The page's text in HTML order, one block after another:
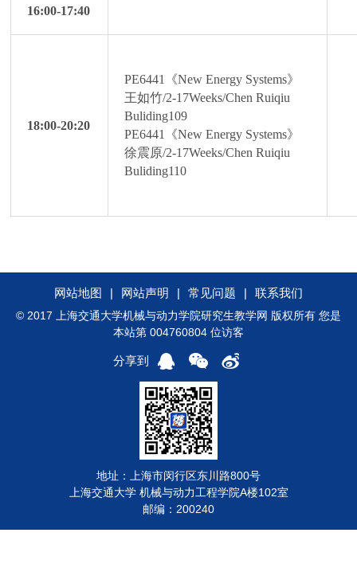
16:00-17:40
18:00-20:20
PE6441《New Energy Systems》
王如竹/2-17Weeks/Chen Ruiqiu
Buliding109
PE6441《New Energy Systems》
徐震原/2-17Weeks/Chen Ruiqiu
Buliding110
网站地图 | 网站声明 | 常见问题 | 联系我们
© 2017 上海交通大学机械与动力学院研究生教学网 版权所有 您是
本站第 004760804 位访客
分享到
地址：上海市闵行区东川路800号
上海交通大学 机械与动力工程学院A楼102室
邮编：200240